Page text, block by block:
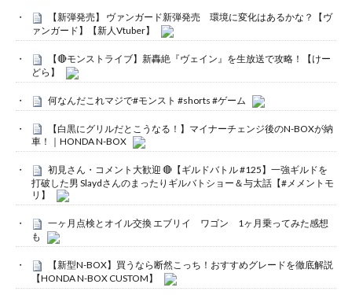
【新弾発売】 ヴァンガード新弾発売 環境に変化はあるかな？【ヴ
ァンガード】【新人Vtuber】
【🔴モンストライブ】新轟絶『ヴェイン』を生放送で攻略！【けー
どら】
何なんだこれマジで#モンスト #shorts #ゲーム
【白黒にグリルだとこうなる！】マイナーチェンジ後のN-BOXが納
車！｜HONDA N-BOX
初見さん・コメント大歓迎 🔴【ギルドバトル #125】一強ギルドを
打破した男 Slaydさんのまったりギルバトショー＆与太話【#メメントモ
リ】
一ヶ月点検とオイル交換 エブリイ ワゴン 1ヶ月乗ってみた感想
も
【新型N-BOX】買うなら断然こっち！おすすめグレードを徹底解説
【HONDA N-BOX CUSTOM】